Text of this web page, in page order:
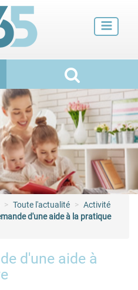
enfance
jeunes adultes
familles
Toute l'actualité
Activité
d'une aide à la pratique
d'une aide à